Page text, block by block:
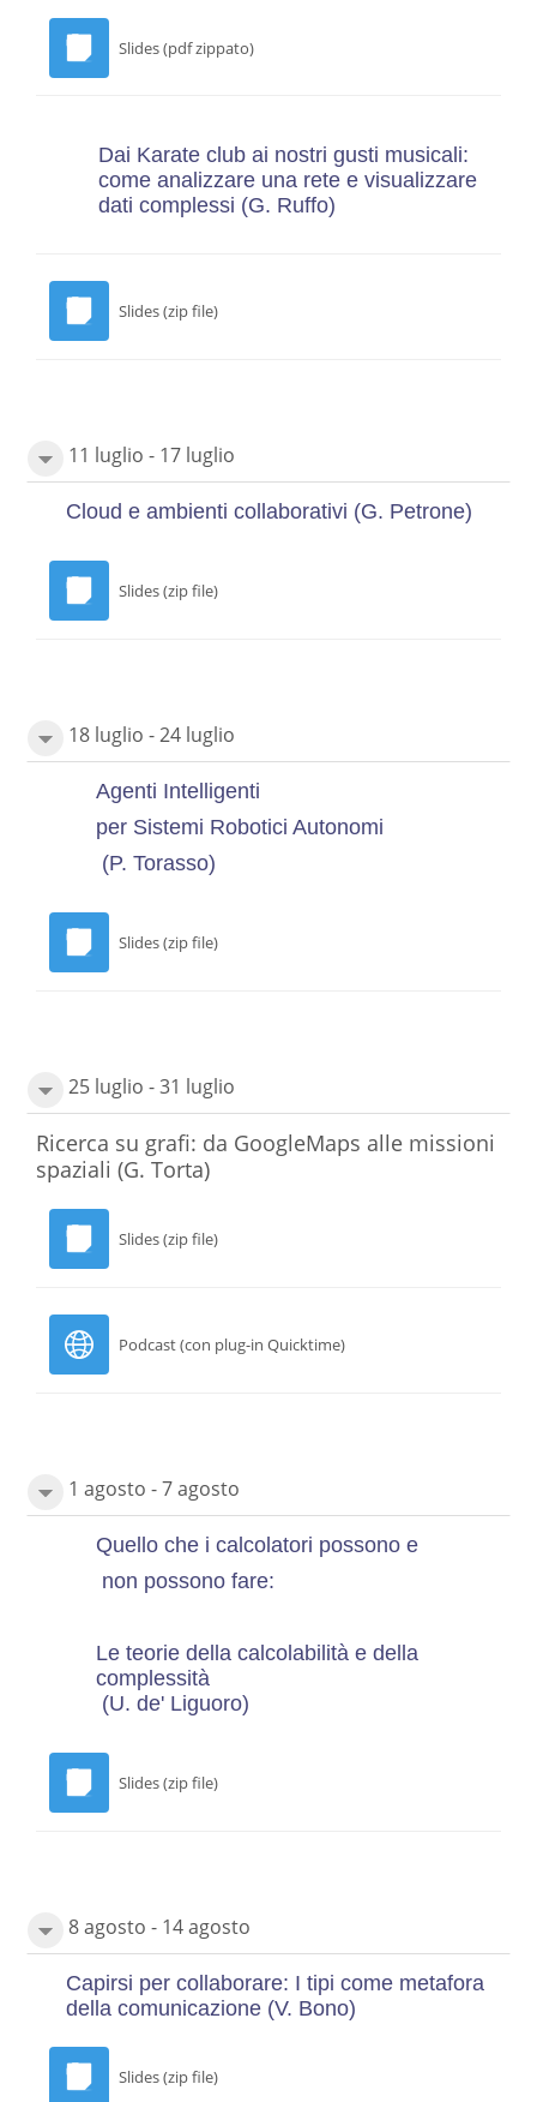
Slides (pdf zippato)
Dai Karate club ai nostri gusti musicali:
come analizzare una rete e visualizzare
dati complessi (G. Ruffo)
Slides (zip file)
11 luglio - 17 luglio
Cloud e ambienti collaborativi (G. Petrone)
Slides (zip file)
18 luglio - 24 luglio
Agenti Intelligenti
per Sistemi Robotici Autonomi
(P. Torasso)
Slides (zip file)
25 luglio - 31 luglio
Ricerca su grafi: da GoogleMaps alle missioni
spaziali (G. Torta)
Slides (zip file)
Podcast (con plug-in Quicktime)
1 agosto - 7 agosto
Quello che i calcolatori possono e
non possono fare:
Le teorie della calcolabilità e della
complessità
(U. de' Liguoro)
Slides (zip file)
8 agosto - 14 agosto
Capirsi per collaborare: I tipi come metafora
della comunicazione (V. Bono)
Slides (zip file)